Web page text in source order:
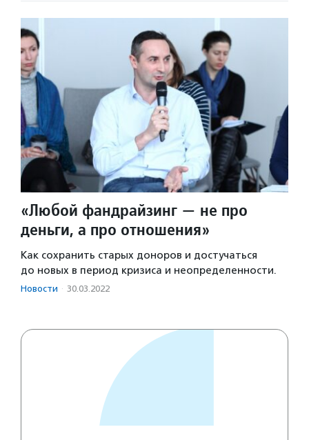
«Любой фандрайзинг — не про
деньги, а про отношения»
Как сохранить старых доноров и достучаться
до новых в период кризиса и неопределенности.
Новости · 30.03.2022